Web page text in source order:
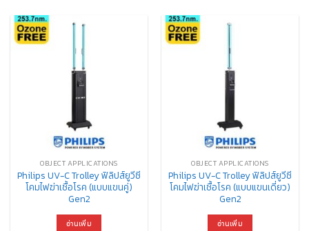
OBJECT APPLICATIONS
Philips UV-C Trolley ฟิลิปส์ยูวีซี
โคมไฟฆ่าเชื้อโรค (แบบแขนคู่)
Gen2
อ่านเพิ่ม
OBJECT APPLICATIONS
Philips UV-C Trolley ฟิลิปส์ยูวีซี
โคมไฟฆ่าเชื้อโรค (แบบแขนเดี่ยว)
Gen2
อ่านเพิ่ม